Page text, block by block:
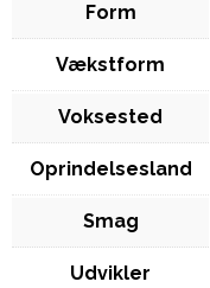
Form
Vækstform
Voksested
Oprindelsesland
Smag
Udvikler